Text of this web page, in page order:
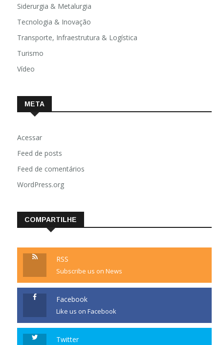
Siderurgia & Metalurgia
Tecnologia & Inovação
Transporte, Infraestrutura & Logística
Turismo
Vídeo
META
Acessar
Feed de posts
Feed de comentários
WordPress.org
COMPARTILHE
RSS
Subscribe us on News
Facebook
Like us on Facebook
Twitter